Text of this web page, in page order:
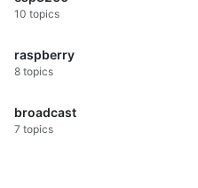
10 topics
raspberry
8 topics
broadcast
7 topics